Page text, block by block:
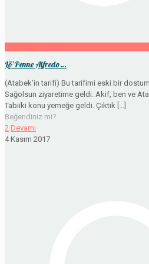
Lö’Penne Alfredo…
(Atabek’in tarifi) Bu tarifimi eski bir
Sağolsun ziyaretime geldi. Akif, ben ve
Tabiiki konu yemeğe geldi. Çıktık
Beğendiniz mi?
2 Devamı
4 Kasım 2017